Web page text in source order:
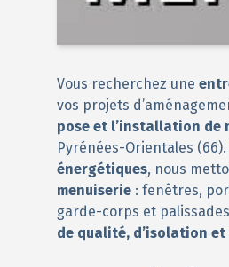
Vous recherchez une
vos projets
pose et l’installation de
Pyrénées-Orientales
énergétiques, nous
menuiserie : fenêtres,
garde-corps et
de qualité, d’isolation et